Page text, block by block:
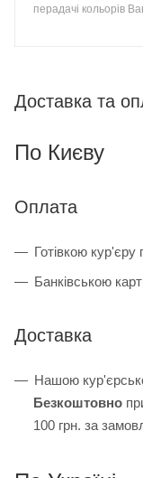
перадачі кольорів
Доставка та
По Києву
Оплата
Готівкою
Банківською
Доставка
Нашою
Безкоштовно
100 грн. за